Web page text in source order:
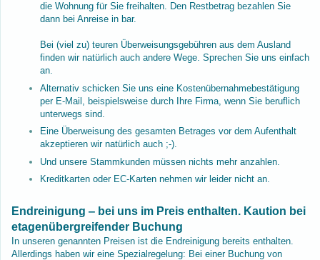
die Wohnung für Sie freihalten. Den Restbetrag bezahlen Sie
dann bei Anreise in bar.
Bei (viel zu) teuren Überweisungsgebühren aus dem Ausland
finden wir natürlich auch andere Wege. Sprechen Sie uns einfach
an.
Alternativ schicken Sie uns eine Kostenübernahmebestätigung
per E-Mail, beispielsweise durch Ihre Firma, wenn Sie beruflich
unterwegs sind.
Eine Überweisung des gesamten Betrages vor dem Aufenthalt
akzeptieren wir natürlich auch ;-).
Und unsere Stammkunden müssen nichts mehr anzahlen.
Kreditkarten oder EC-Karten nehmen wir leider nicht an.
Endreinigung ‒ bei uns im Preis enthalten. Kaution bei
etagenübergreifender Buchung
In unseren genannten Preisen ist die Endreinigung bereits enthalten.
Allerdings haben wir eine Spezialregelung: Bei einer Buchung von